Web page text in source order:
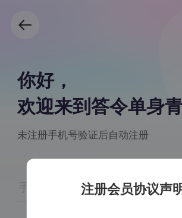
你好，
欢迎来到答令单身
未注册手机号验证后自动注册
注册会员协议声